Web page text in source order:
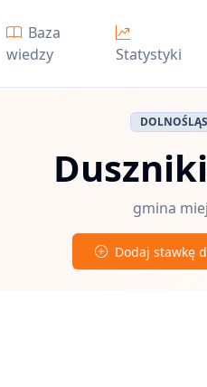
Baza
wiedzy
Statystyki
gmina
Dodaj stawkę